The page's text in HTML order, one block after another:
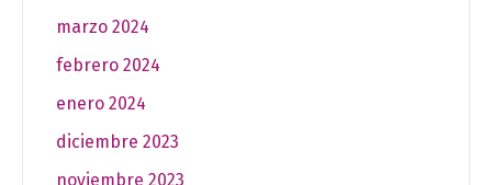
marzo 2024
febrero 2024
enero 2024
diciembre 2023
noviembre 2023